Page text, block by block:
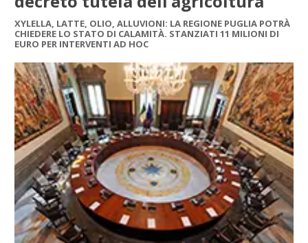
XYLELLA, LATTE, OLIO, ALLUVIONI: LA REGIONE PUGLIA POTRÀ
CHIEDERE LO STATO DI CALAMITÀ. STANZIATI 11 MILIONI DI
EURO PER INTERVENTI AD HOC